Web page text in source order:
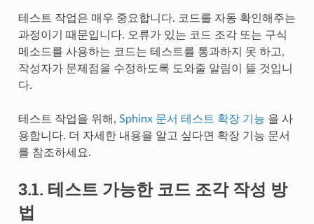
테스트 작업은 매우 중요합니다. 코드를 자동 확인해주는
과정이기 때문입니다. 오류가 있는 코드 조각 또는 구식
메소드를 사용하는 코드는 테스트를 통과하지 못 하고,
작성자가 문제점을 수정하도록 도와줄 알림이 뜰 것입니
다.
테스트 작업을 위해, Sphinx 문서 테스트 확장 기능 을 사
용합니다. 더 자세한 내용을 알고 싶다면 확장 기능 문서
를 참조하세요.
3.1. 테스트 가능한 코드 조각 작성 방
법